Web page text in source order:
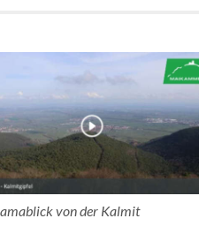
von der Kalmit